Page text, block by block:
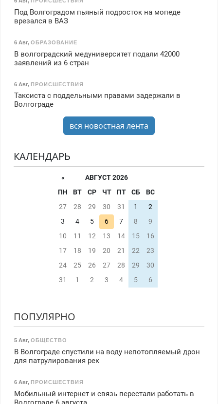
Под Волгоградом пьяный подросток на мопеде
врезался в ВАЗ
6 Авг, ОБРАЗОВАНИЕ
В волгоградский медуниверситет подали 42000
заявлений из 6 стран
6 Авг, ПРОИСШЕСТВИЯ
Таксиста с поддельными правами задержали в
Волгограде
вся новостная лента
КАЛЕНДАРЬ
«
АВГУСТ 2026
ПН
ВТ СР ЧТ ПТ СБ
ВС
27
28 29 30 31 1
2
3
4 5 6 7 8
9
10
11 12 13 14 15
16
17
18 19 20 21 22
23
24
25 26 27 28 29
30
31
1 2 3 4 5 6
ПОПУЛЯРНО
5 Авг, ОБЩЕСТВО
В Волгограде спустили на воду непотопляемый дрон
для патрулирования рек
6 Авг, ПРОИСШЕСТВИЯ
Мобильный интернет и связь перестали работать в